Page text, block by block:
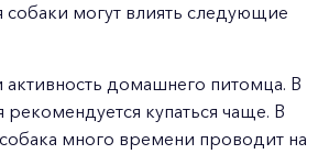
собаки могут влиять следующие
активность домашнего питомца. В
рекомендуется купаться чаще. В
много времени проводит на